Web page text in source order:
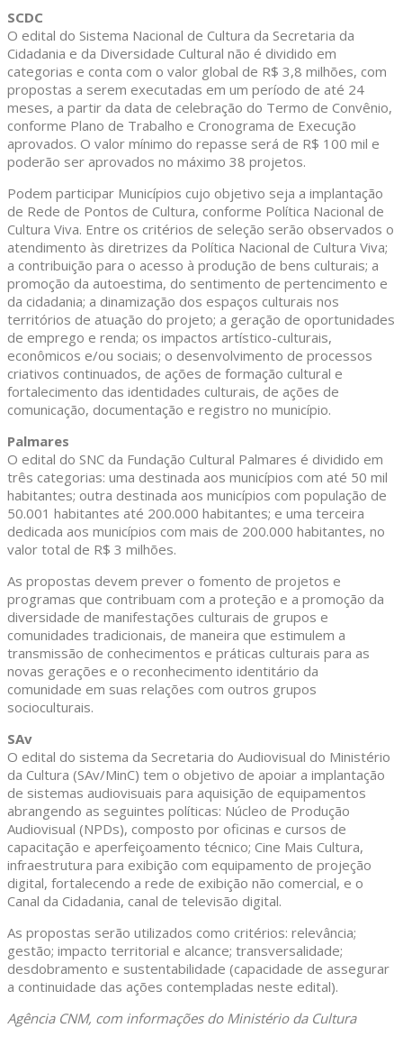
SCDC
O edital do Sistema Nacional de Cultura da Secretaria da
Cidadania e da Diversidade Cultural não é dividido em
categorias e conta com o valor global de R$ 3,8 milhões, com
propostas a serem executadas em um período de até 24
meses, a partir da data de celebração do Termo de Convênio,
conforme Plano de Trabalho e Cronograma de Execução
aprovados. O valor mínimo do repasse será de R$ 100 mil e
poderão ser aprovados no máximo 38 projetos.
Podem participar Municípios cujo objetivo seja a implantação
de Rede de Pontos de Cultura, conforme Política Nacional de
Cultura Viva. Entre os critérios de seleção serão observados o
atendimento às diretrizes da Política Nacional de Cultura Viva;
a contribuição para o acesso à produção de bens culturais; a
promoção da autoestima, do sentimento de pertencimento e
da cidadania; a dinamização dos espaços culturais nos
territórios de atuação do projeto; a geração de oportunidades
de emprego e renda; os impactos artístico-culturais,
econômicos e/ou sociais; o desenvolvimento de processos
criativos continuados, de ações de formação cultural e
fortalecimento das identidades culturais, de ações de
comunicação, documentação e registro no município.
Palmares
O edital do SNC da Fundação Cultural Palmares é dividido em
três categorias: uma destinada aos municípios com até 50 mil
habitantes; outra destinada aos municípios com população de
50.001 habitantes até 200.000 habitantes; e uma terceira
dedicada aos municípios com mais de 200.000 habitantes, no
valor total de R$ 3 milhões.
As propostas devem prever o fomento de projetos e
programas que contribuam com a proteção e a promoção da
diversidade de manifestações culturais de grupos e
comunidades tradicionais, de maneira que estimulem a
transmissão de conhecimentos e práticas culturais para as
novas gerações e o reconhecimento identitário da
comunidade em suas relações com outros grupos
socioculturais.
SAv
O edital do sistema da Secretaria do Audiovisual do Ministério
da Cultura (SAv/MinC) tem o objetivo de apoiar a implantação
de sistemas audiovisuais para aquisição de equipamentos
abrangendo as seguintes políticas: Núcleo de Produção
Audiovisual (NPDs), composto por oficinas e cursos de
capacitação e aperfeiçoamento técnico; Cine Mais Cultura,
infraestrutura para exibição com equipamento de projeção
digital, fortalecendo a rede de exibição não comercial, e o
Canal da Cidadania, canal de televisão digital.
As propostas serão utilizados como critérios: relevância;
gestão; impacto territorial e alcance; transversalidade;
desdobramento e sustentabilidade (capacidade de assegurar
a continuidade das ações contempladas neste edital).
Agência CNM, com informações do Ministério da Cultura